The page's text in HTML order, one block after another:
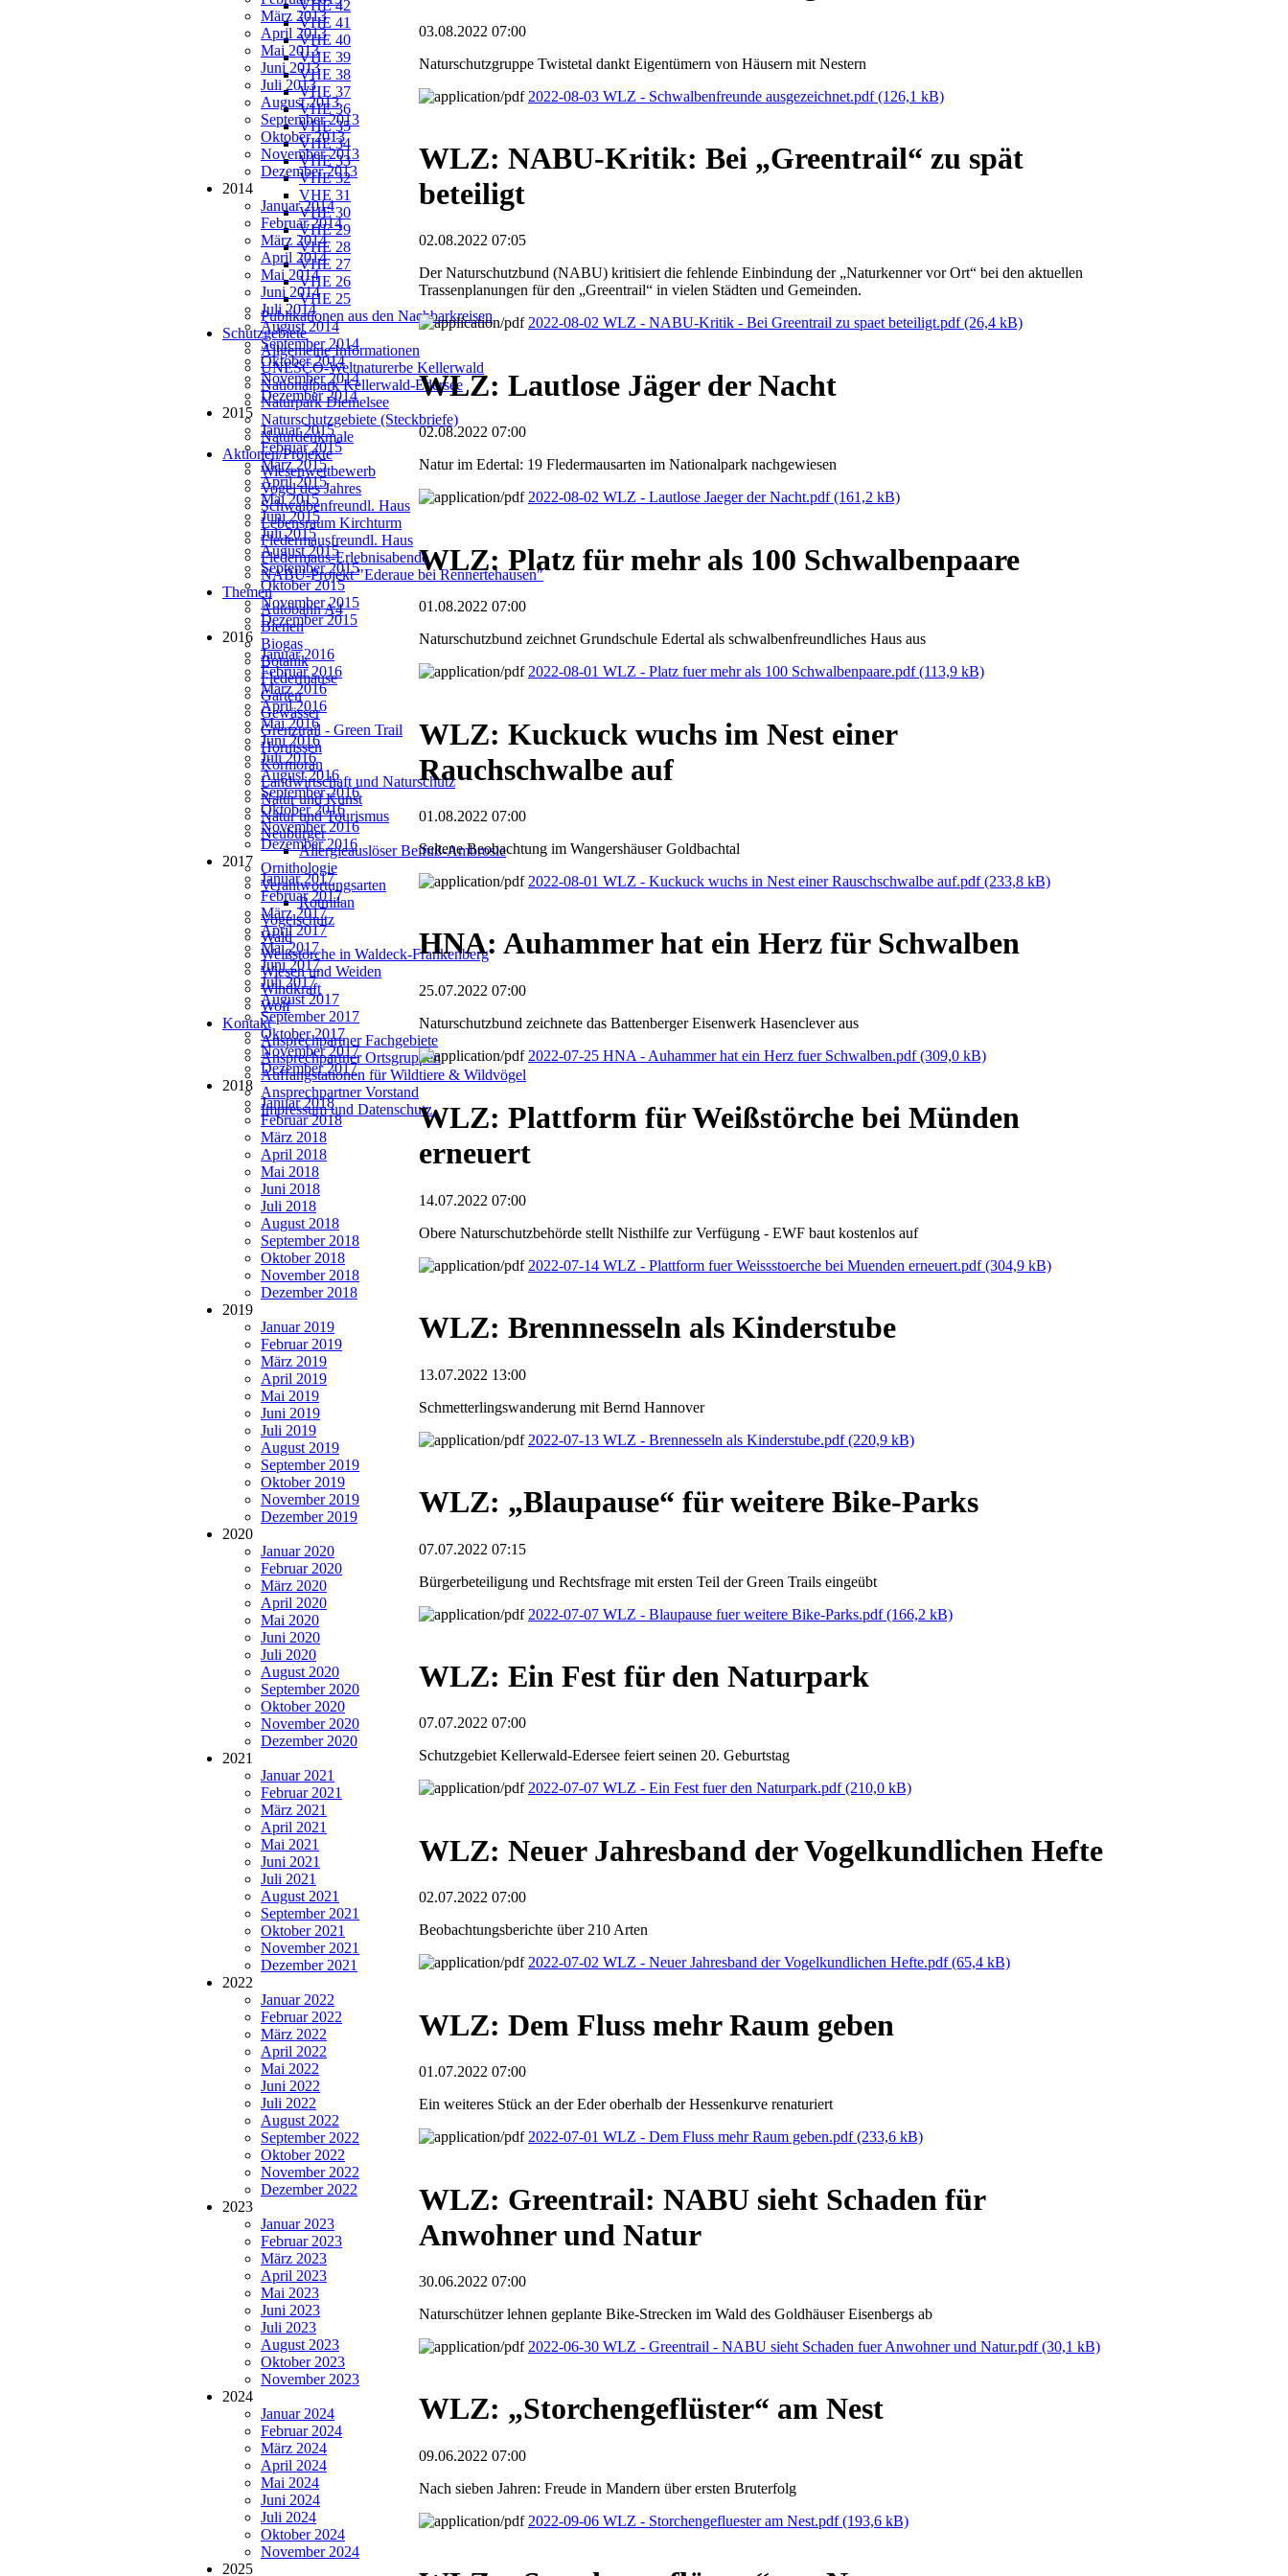
VHE 42
VHE 41
VHE 40
VHE 39
VHE 38
VHE 37
VHE 36
VHE 35
VHE 34
VHE 33
VHE 32
VHE 31
VHE 30
VHE 29
VHE 28
VHE 27
VHE 26
VHE 25
Publikationen aus den Nachbarkreisen
Schutzgebiete
Allgemeine Informationen
UNESCO-Weltnaturerbe Kellerwald
Nationalpark Kellerwald-Edersee
Naturpark Diemelsee
Naturschutzgebiete (Steckbriefe)
Naturdenkmale
Aktionen/Projekte
Wiesenwettbewerb
Vogel des Jahres
Schwalbenfreundl. Haus
Lebensraum Kirchturm
Fledermausfreundl. Haus
Fledermaus-Erlebnisabende
NABU-Projekt "Ederaue bei Rennertehausen"
Themen
Autobahn A4
Bienen
Biogas
Botanik
Fledermäuse
Garten
Gewässer
Grenztrail - Green Trail
Hornissen
Kormoran
Landwirtschaft und Naturschutz
Natur und Kunst
Natur und Tourismus
Neubürger
Allergieauslöser Beifuß-Ambrosie
Ornithologie
Verantwortungsarten
Rotmilan
Vogelschutz
Wald
Weißstörche in Waldeck-Frankenberg
Wiesen und Weiden
Windkraft
Wolf
Kontakt
Ansprechpartner Fachgebiete
Ansprechpartner Ortsgruppen
Auffangstationen für Wildtiere & Wildvögel
Ansprechpartner Vorstand
Impressum und Datenschutz
März 2013
April 2013
Mai 2013
Juni 2013
Juli 2013
August 2013
September 2013
Oktober 2013
November 2013
Dezember 2013
2014
Januar 2014
Februar 2014
März 2014
April 2014
Mai 2014
Juni 2014
Juli 2014
August 2014
September 2014
Oktober 2014
November 2014
Dezember 2014
2015
Januar 2015
Februar 2015
März 2015
April 2015
Mai 2015
Juni 2015
Juli 2015
August 2015
September 2015
Oktober 2015
November 2015
Dezember 2015
2016
Januar 2016
Februar 2016
März 2016
April 2016
Mai 2016
Juni 2016
Juli 2016
August 2016
September 2016
Oktober 2016
November 2016
Dezember 2016
2017
Januar 2017
Februar 2017
März 2017
April 2017
Mai 2017
Juni 2017
Juli 2017
August 2017
September 2017
Oktober 2017
November 2017
Dezember 2017
2018
Januar 2018
Februar 2018
März 2018
April 2018
Mai 2018
Juni 2018
Juli 2018
August 2018
September 2018
Oktober 2018
November 2018
Dezember 2018
2019
Januar 2019
Februar 2019
März 2019
April 2019
Mai 2019
Juni 2019
Juli 2019
August 2019
September 2019
Oktober 2019
November 2019
Dezember 2019
2020
Januar 2020
Februar 2020
März 2020
April 2020
Mai 2020
Juni 2020
Juli 2020
August 2020
September 2020
Oktober 2020
November 2020
Dezember 2020
2021
Januar 2021
Februar 2021
März 2021
April 2021
Mai 2021
Juni 2021
Juli 2021
August 2021
September 2021
Oktober 2021
November 2021
Dezember 2021
2022
Januar 2022
Februar 2022
März 2022
April 2022
Mai 2022
Juni 2022
Juli 2022
August 2022
September 2022
Oktober 2022
November 2022
Dezember 2022
2023
Januar 2023
Februar 2023
März 2023
April 2023
Mai 2023
Juni 2023
Juli 2023
August 2023
Oktober 2023
November 2023
2024
Januar 2024
Februar 2024
März 2024
April 2024
Mai 2024
Juni 2024
Juli 2024
Oktober 2024
November 2024
2025
03.08.2022 07:00
Naturschutzgruppe Twistetal dankt Eigentümern von Häusern mit Nestern
2022-08-03 WLZ - Schwalbenfreunde ausgezeichnet.pdf(126,1 kB)
WLZ: NABU-Kritik: Bei „Greentrail“ zu spät
beteiligt
02.08.2022 07:05
Der Naturschutzbund (NABU) kritisiert die fehlende Einbindung der „Naturkenner vor Ort“ bei den aktuellen
Trassenplanungen für den „Greentrail“ in vielen Städten und Gemeinden.
2022-08-02 WLZ - NABU-Kritik - Bei Greentrail zu spaet beteiligt.pdf(26,4 kB)
WLZ: Lautlose Jäger der Nacht
02.08.2022 07:00
Natur im Edertal: 19 Fledermausarten im Nationalpark nachgewiesen
2022-08-02 WLZ - Lautlose Jaeger der Nacht.pdf(161,2 kB)
WLZ: Platz für mehr als 100 Schwalbenpaare
01.08.2022 07:00
Naturschutzbund zeichnet Grundschule Edertal als schwalbenfreundliches Haus aus
2022-08-01 WLZ - Platz fuer mehr als 100 Schwalbenpaare.pdf(113,9 kB)
WLZ: Kuckuck wuchs im Nest einer
Rauchschwalbe auf
01.08.2022 07:00
Seltene Beobachtung im Wangershäuser Goldbachtal
2022-08-01 WLZ - Kuckuck wuchs in Nest einer Rauschschwalbe auf.pdf(233,8 kB)
HNA: Auhammer hat ein Herz für Schwalben
25.07.2022 07:00
Naturschutzbund zeichnete das Battenberger Eisenwerk Hasenclever aus
2022-07-25 HNA - Auhammer hat ein Herz fuer Schwalben.pdf(309,0 kB)
WLZ: Plattform für Weißstörche bei Münden
erneuert
14.07.2022 07:00
Obere Naturschutzbehörde stellt Nisthilfe zur Verfügung - EWF baut kostenlos auf
2022-07-14 WLZ - Plattform fuer Weissstoerche bei Muenden erneuert.pdf(304,9 kB)
WLZ: Brennnesseln als Kinderstube
13.07.2022 13:00
Schmetterlingswanderung mit Bernd Hannover
2022-07-13 WLZ - Brennesseln als Kinderstube.pdf(220,9 kB)
WLZ: „Blaupause“ für weitere Bike-Parks
07.07.2022 07:15
Bürgerbeteiligung und Rechtsfrage mit ersten Teil der Green Trails eingeübt
2022-07-07 WLZ - Blaupause fuer weitere Bike-Parks.pdf(166,2 kB)
WLZ: Ein Fest für den Naturpark
07.07.2022 07:00
Schutzgebiet Kellerwald-Edersee feiert seinen 20. Geburtstag
2022-07-07 WLZ - Ein Fest fuer den Naturpark.pdf(210,0 kB)
WLZ: Neuer Jahresband der Vogelkundlichen Hefte
02.07.2022 07:00
Beobachtungsberichte über 210 Arten
2022-07-02 WLZ - Neuer Jahresband der Vogelkundlichen Hefte.pdf(65,4 kB)
WLZ: Dem Fluss mehr Raum geben
01.07.2022 07:00
Ein weiteres Stück an der Eder oberhalb der Hessenkurve renaturiert
2022-07-01 WLZ - Dem Fluss mehr Raum geben.pdf(233,6 kB)
WLZ: Greentrail: NABU sieht Schaden für
Anwohner und Natur
30.06.2022 07:00
Naturschützer lehnen geplante Bike-Strecken im Wald des Goldhäuser Eisenbergs ab
2022-06-30 WLZ - Greentrail - NABU sieht Schaden fuer Anwohner und Natur.pdf(30,1 kB)
WLZ: „Storchengeflüster“ am Nest
09.06.2022 07:00
Nach sieben Jahren: Freude in Mandern über ersten Bruterfolg
2022-09-06 WLZ - Storchengefluester am Nest.pdf(193,6 kB)